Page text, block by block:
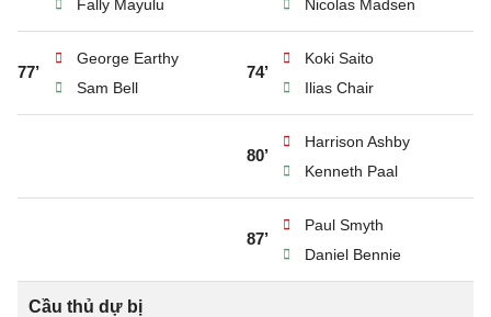
Fally Mayulu Nicolas Madsen
77’
George Earthy
Sam Bell
74’
Koki Saito
Ilias Chair
80’
Harrison Ashby
Kenneth Paal
87’
Paul Smyth
Daniel Bennie
Cầu thủ dự bị